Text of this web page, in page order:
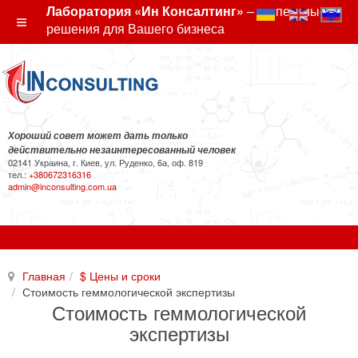
Лаборатория «Ин Консалтинг» – экспертные
решения для Вашего бизнеса
Хороший совет может дать только
действительно незаинтересованный человек
02141 Украина, г. Киев, ул. Руденко, 6а, оф. 819
тел.: +380672316316
admin@inconsulting.com.ua
Главная
$ Цены и сроки
Стоимость геммологической экспертизы
Стоимость геммологической
экспертизы